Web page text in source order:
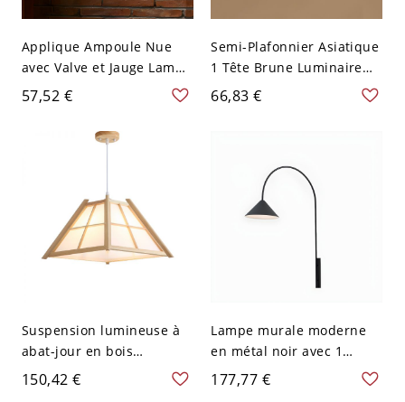
Applique Ampoule Nue
avec Valve et Jauge Lampe
Murale Style Industriel
Design Tuyau d'Eau en
Cuivre Rouge Vieilli
Métallique - 110 V-120 V 2
57,52 €
Semi-Plafonnier Asiatique
1 Tête Brune Luminaire
Semi-Encastré en Rotin de
Bambou Design de
66,83 €
Suspension lumineuse à
abat-jour en bois
symétrique, 1 lumière,
pour usage résidentiel,
150,42 €
Lampe murale moderne
en métal noir avec 1
lumière et abat-jour vers
le bas - 110 V-120 V
177,77 €